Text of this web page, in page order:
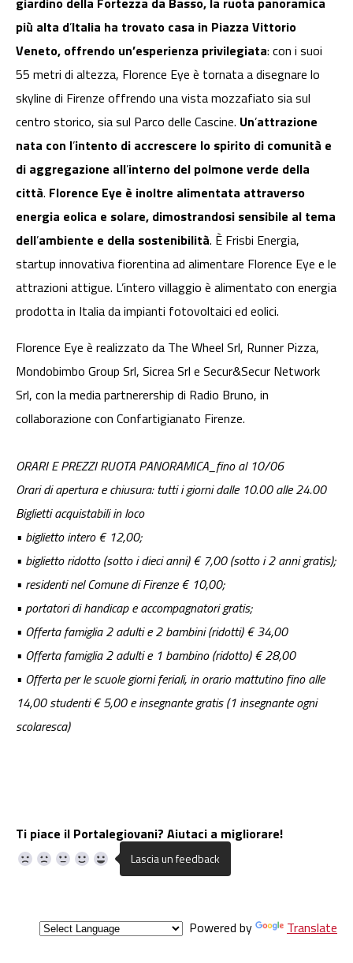
più alta d’Italia ha trovato casa in Piazza Vittorio
Veneto, offrendo un’esperienza privilegiata: con i suoi
55 metri di altezza, Florence Eye è tornata a disegnare lo
skyline di Firenze offrendo una vista mozzafiato sia sul
centro storico, sia sul Parco delle Cascine. Un’attrazione
nata con l’intento di accrescere lo spirito di comunità e
di aggregazione all’interno del polmone verde della
città. Florence Eye è inoltre alimentata attraverso
energia eolica e solare, dimostrandosi sensibile al tema
dell’ambiente e della sostenibilità. È Frisbi Energia,
startup innovativa fiorentina ad alimentare Florence Eye e le
attrazioni attigue. L’intero villaggio è alimentato con energia
prodotta in Italia da impianti fotovoltaici ed eolici.
Florence Eye è realizzato da The Wheel Srl, Runner Pizza,
Mondobimbo Group Srl, Sicrea Srl e Secur&Secur Network
Srl, con la media partnerership di Radio Bruno, in
collaborazione con Confartigianato Firenze.
ORARI E PREZZI RUOTA PANORAMICA_fino al 10/06
Orari di apertura e chiusura: tutti i giorni dalle 10.00 alle 24.00
Biglietti acquistabili in loco
• biglietto intero € 12,00;
• biglietto ridotto (sotto i dieci anni) € 7,00 (sotto i 2 anni gratis);
• residenti nel Comune di Firenze € 10,00;
• portatori di handicap e accompagnatori gratis;
• Offerta famiglia 2 adulti e 2 bambini (ridotti) € 34,00
• Offerta famiglia 2 adulti e 1 bambino (ridotto) € 28,00
• Offerta per le scuole giorni feriali, in orario mattutino fino alle
14,00 studenti € 5,00 e insegnante gratis (1 insegnante ogni
scolaresca)
Ti piace il Portalegiovani? Aiutaci a migliorare!
Powered by Translate